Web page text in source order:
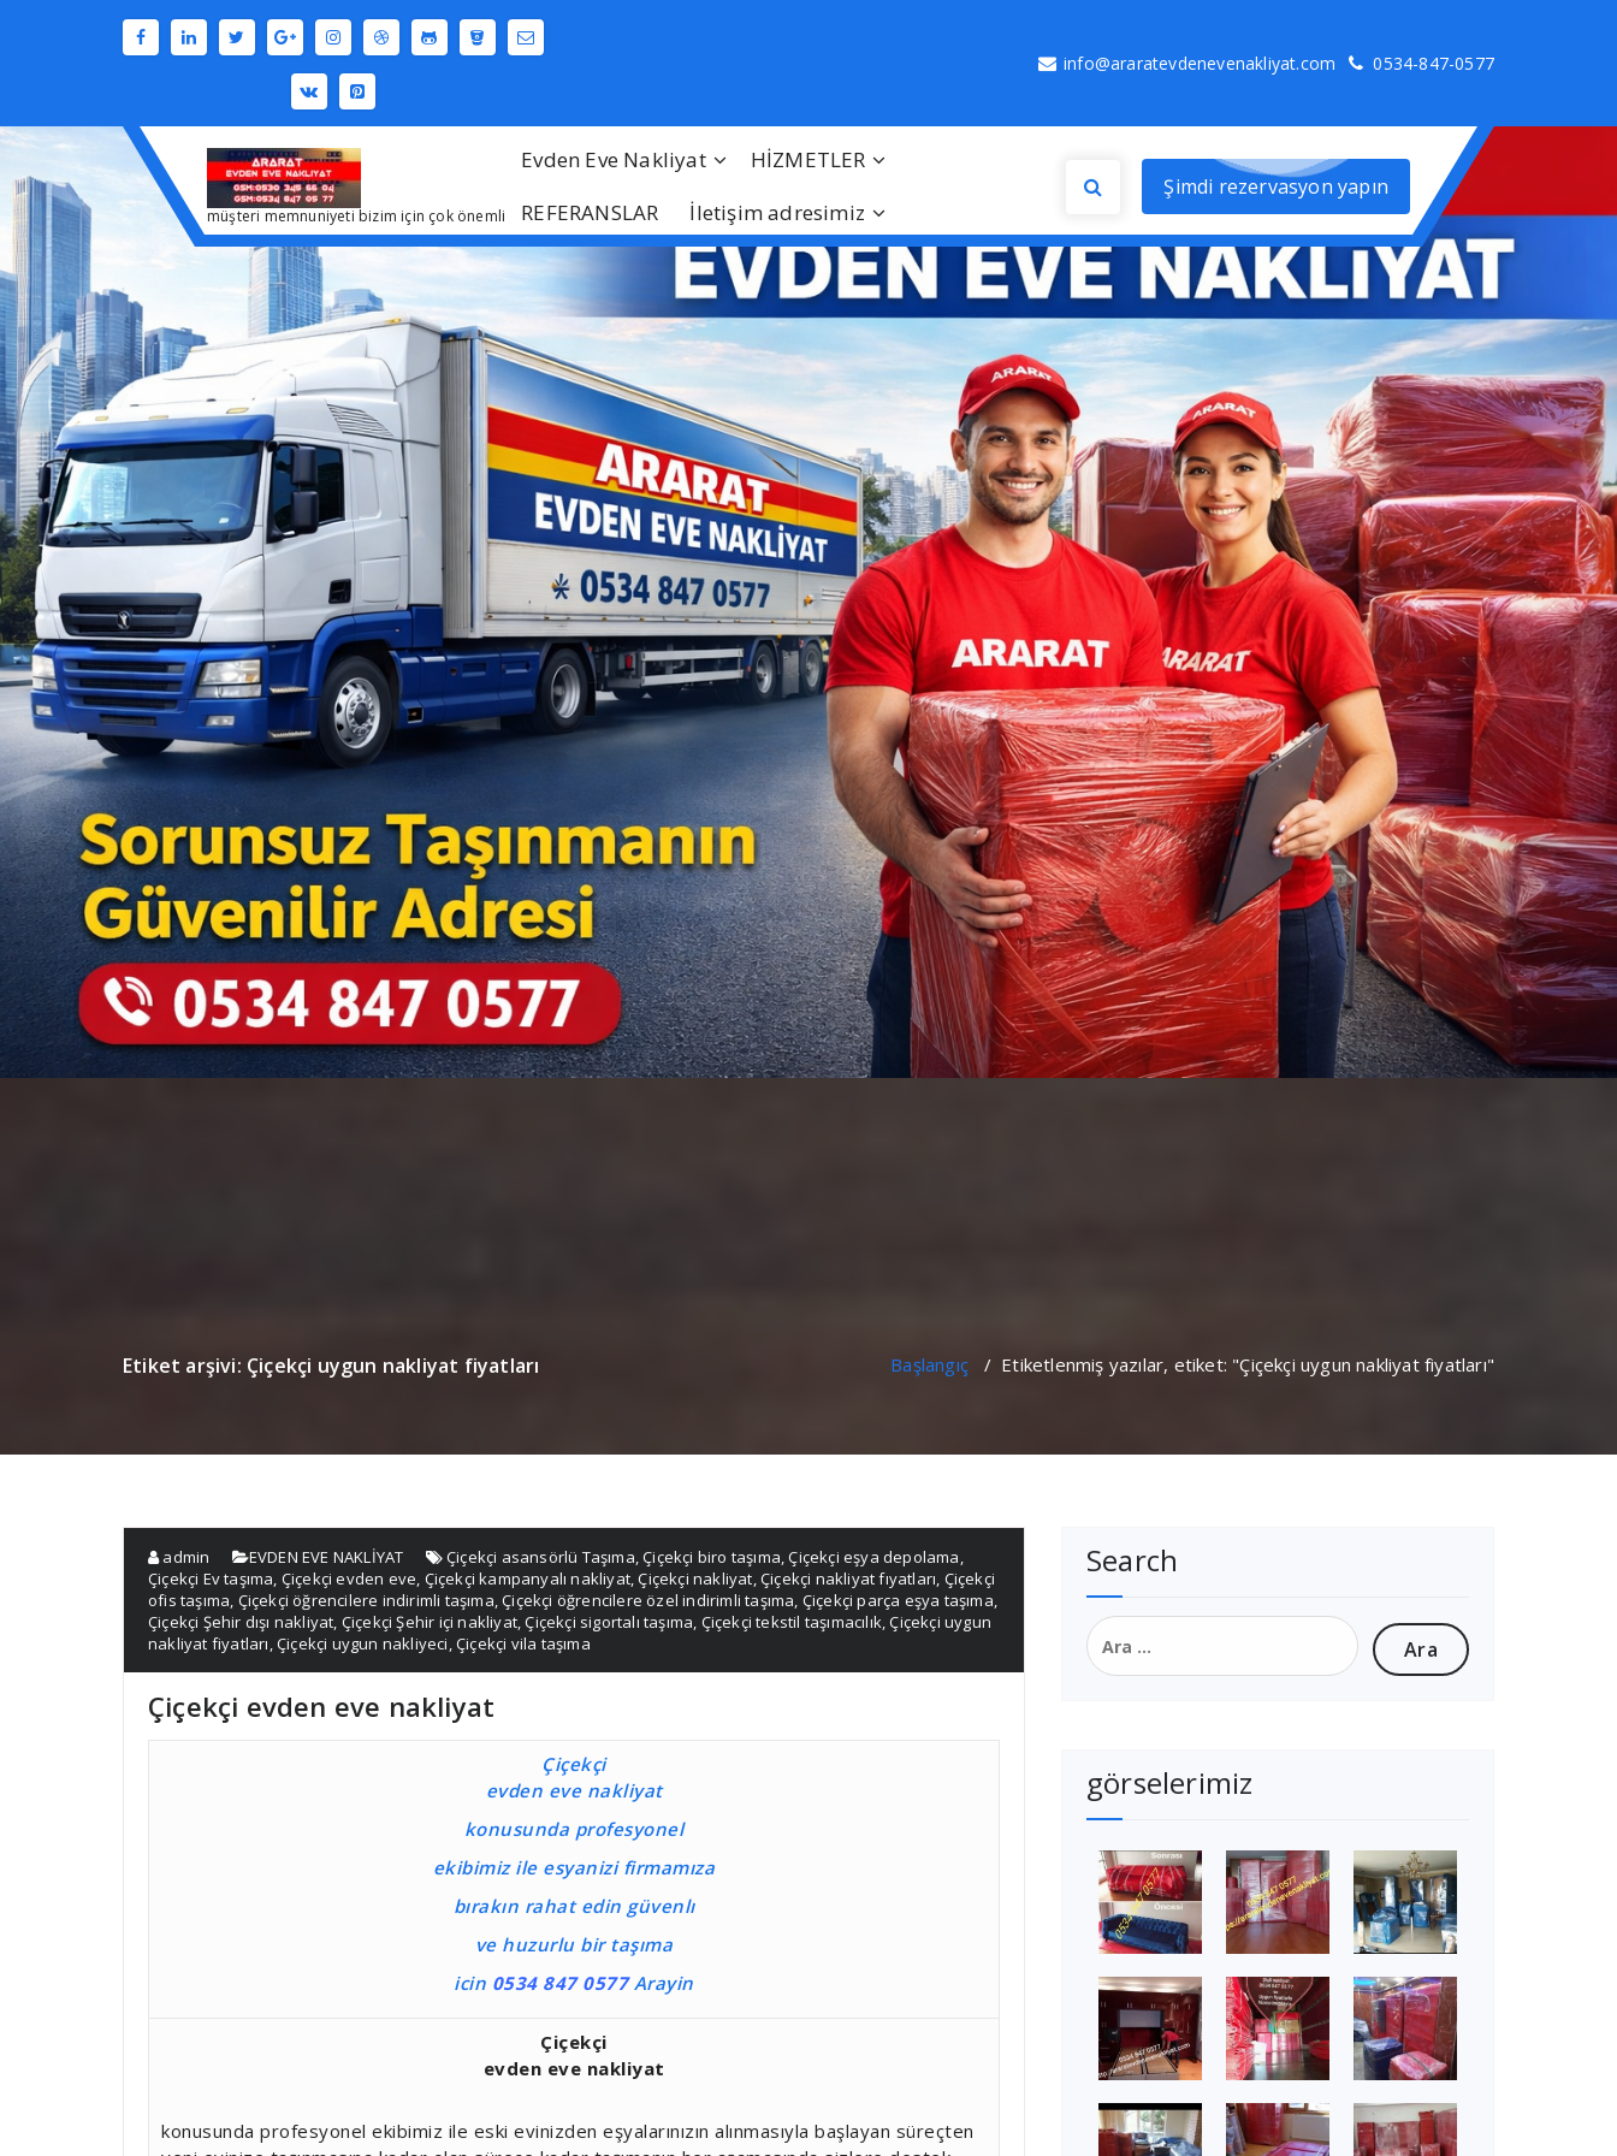
info@araratevdenevenakliyat.com 0534-847-0577
müşteri memnuniyeti bizim için çok önemli
Evden Eve Nakliyat
HİZMETLER
REFERANSLAR
İletişim adresimiz
Şimdi rezervasyon yapın
Etiket arşivi: Çiçekçi uygun nakliyat fiyatları Başlangıç/ Etiketlenmiş yazılar, etiket: "Çiçekçi uygun nakliyat fiyatları"
admin EVDEN EVE NAKLİYAT Çiçekçi asansörlü Taşıma,Çiçekçi biro taşıma,Çiçekçi eşya depolama,
Çiçekçi Ev taşıma, Çiçekçi evden eve, Çiçekçi kampanyalı nakliyat,Çiçekçi nakliyat,Çiçekçi nakliyat fıyatları, Çiçekçi
ofis taşıma, Çiçekçi öğrencilere indirimli taşıma,Çiçekçi öğrencilere özel indirimli taşıma, Çiçekçi parça eşya taşıma,
Çiçekçi Şehir dışı nakliyat, Çiçekçi Şehir içi nakliyat,Çiçekçi sigortalı taşıma, Çiçekçi tekstil taşımacılık,Çiçekçi uygun
nakliyat fiyatları,Çiçekçi uygun nakliyeci,Çiçekçi vila taşıma
Çiçekçi evden eve nakliyat
Çiçekçi
evden eve nakliyat
konusunda profesyonel
ekibimiz ile esyanizi firmamıza
bırakın rahat edin güvenlı
ve huzurlu bir taşıma
icin 0534 847 0577Arayin
Çiçekçi
evden eve nakliyat
konusunda profesyonel ekibimiz ile eski evinizden eşyalarınızın alınmasıyla başlayan süreçten
Search
Arama:
görselerimiz